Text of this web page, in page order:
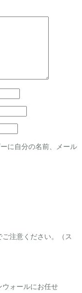
に自分の名前、メール
注意ください。（ス
ォールにお任せ